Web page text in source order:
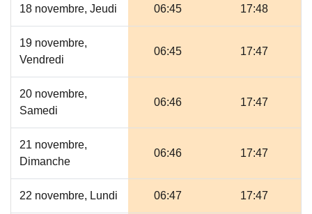
18 novembre, Jeudi 06:45 17:48
19 novembre,
Vendredi
06:45 17:47
20 novembre,
Samedi
06:46 17:47
21 novembre,
Dimanche
06:46 17:47
22 novembre, Lundi 06:47 17:47